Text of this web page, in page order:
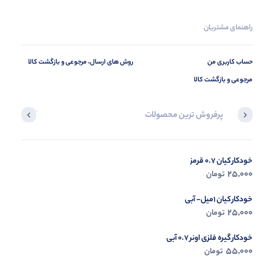
راهنمای مشتریان
حساب کاربری من
مرجوعی و بازگشت کالا
روش های ارسال، مرجوعی و بازگشت کالا
پرفروش ترین محصولات آخرین
خودکار کیان 0.7 قرمز
25,000 تومان
خودکار کیان 1میل- آبی
25,000 تومان
خودکار گیره فلزی اونر 0.7 آبی
55,000 تومان